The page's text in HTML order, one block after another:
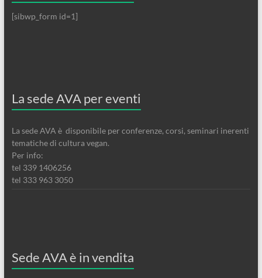
[sibwp_form id=1]
La sede AVA per eventi
La sede AVA è disponibile per conferenze, corsi, seminari inerenti
tematiche di cultura vegan.
Per info:
tel 339 1406256
tel 333 963 3050
Sede AVA è in vendita